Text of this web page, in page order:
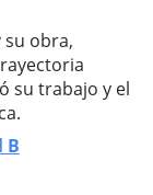
su obra,
su trabajo y el
B